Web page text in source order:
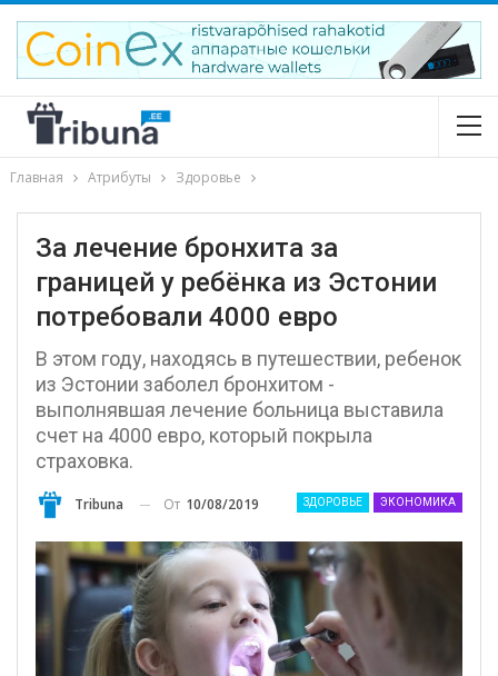
Главная Атрибуты Здоровье
За лечение бронхита за
границей у ребёнка из Эстонии
потребовали 4000 евро
В этом году, находясь в путешествии, ребенок
из Эстонии заболел бронхитом -
выполнявшая лечение больница выставила
счет на 4000 евро, который покрыла
страховка.
ЗДОРОВЬЕ ЭКОНОМИКА
Tribuna От 10/08/2019